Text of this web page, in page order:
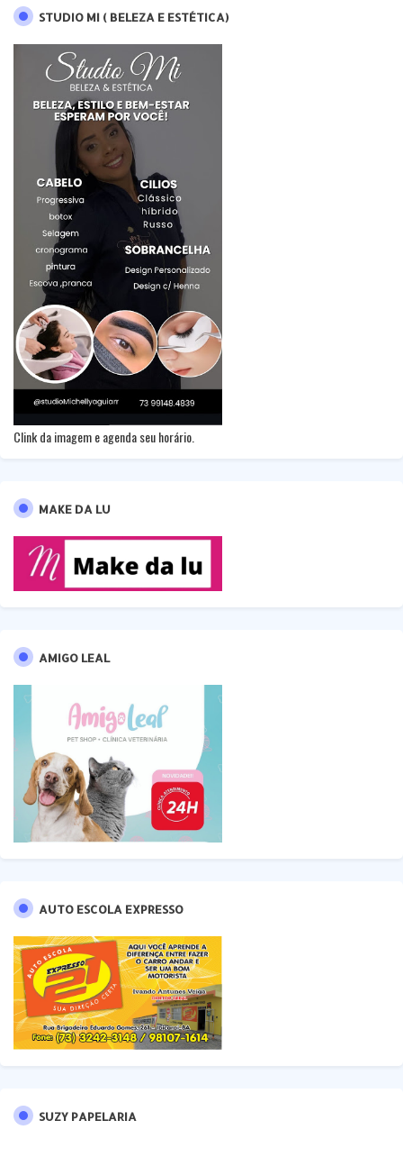
STUDIO MI ( BELEZA E ESTÉTICA)
Clink da imagem e agenda seu horário.
MAKE DA LU
AMIGO LEAL
AUTO ESCOLA EXPRESSO
SUZY PAPELARIA